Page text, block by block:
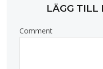
LÄGG TILL
Comment